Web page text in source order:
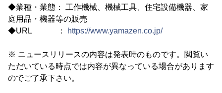
◆業種・業態： 工作機械、機械工具、住宅設備機器、家
庭用品・機器等の販売
◆URL ：
https://www.yamazen.co.jp/
※ ニュースリリースの内容は発表時のものです。閲覧い
ただいている時点では内容が異なっている場合があります
のでご了承下さい。